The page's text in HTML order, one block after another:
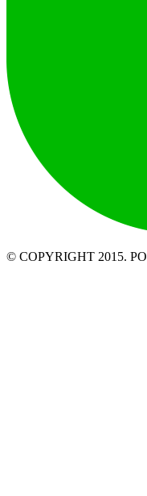
© COPYRIGHT 2015.